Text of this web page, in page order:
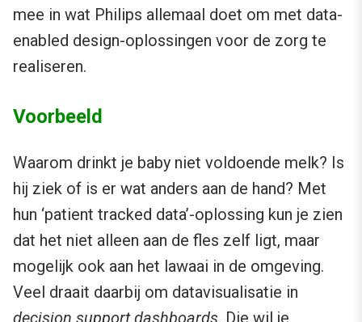
mee in wat Philips allemaal doet om met data-
enabled design-oplossingen voor de zorg te
realiseren.
Voorbeeld
Waarom drinkt je baby niet voldoende melk? Is
hij ziek of is er wat anders aan de hand? Met
hun ‘patient tracked data’-oplossing kun je zien
dat het niet alleen aan de fles zelf ligt, maar
mogelijk ook aan het lawaai in de omgeving.
Veel draait daarbij om datavisualisatie in